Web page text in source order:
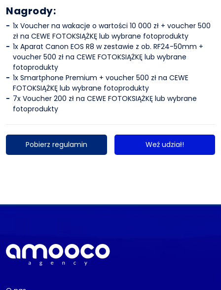
Nagrody:
1x Voucher na wakacje o wartości 10 000 zł + voucher 500
zł na CEWE FOTOKSIĄŻKĘ lub wybrane fotoprodukty
1x Aparat Canon EOS R8 w zestawie z ob. RF24-50mm +
voucher 500 zł na CEWE FOTOKSIĄŻKĘ lub wybrane
fotoprodukty
1x Smartphone Premium + voucher 500 zł na CEWE
FOTOKSIĄŻKĘ lub wybrane fotoprodukty
7x Voucher 200 zł na CEWE FOTOKSIĄŻKĘ lub wybrane
fotoprodukty
Pobierz regulamin Weź udział!